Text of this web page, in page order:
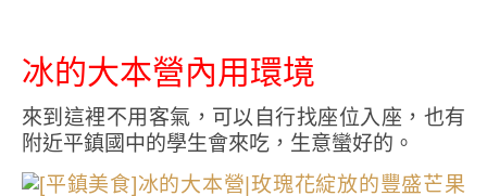
冰的大本營內用環境
來到這裡不用客氣，可以自行找座位入座，也有
附近平鎮國中的學生會來吃，生意蠻好的。